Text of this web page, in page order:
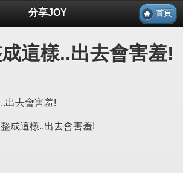
分享JOY 首頁
這樣..出去會害羞!
樣..出去會害羞!